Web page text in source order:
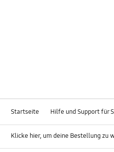
Startseite Hilfe und Support für
Klicke hier, um deine Bestellung zu